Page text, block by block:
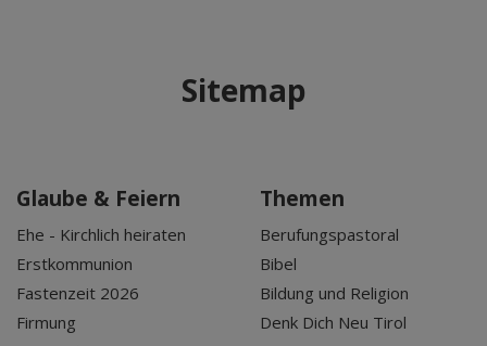
Sitemap
Glaube & Feiern
Ehe - Kirchlich heiraten
Erstkommunion
Fastenzeit 2026
Firmung
Themen
Berufungspastoral
Bibel
Bildung und Religion
Denk Dich Neu Tirol